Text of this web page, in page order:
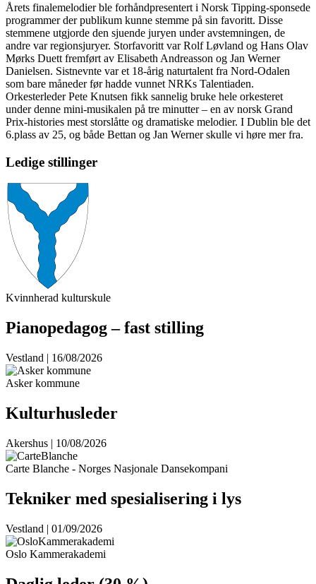
Årets finalemelodier ble forhåndpresentert i Norsk Tipping-sponsede
programmer der publikum kunne stemme på sin favoritt. Disse
stemmene utgjorde den sjuende juryen under avstemningen, de
andre var regionsjuryer. Storfavoritt var Rolf Løvland og Hans Olav
Mørks Duett fremført av Elisabeth Andreasson og Jan Werner
Danielsen. Sistnevnte var et 18-årig naturtalent fra Nord-Odalen
som bare måneder før hadde vunnet NRKs Talentiaden.
Orkesterleder Pete Knutsen fikk sannelig bruke hele orkesteret
under denne mini-musikalen på tre minutter – en av norsk Grand
Prix-histories mest storslåtte og dramatiske melodier. I Dublin ble det
6.plass av 25, og både Bettan og Jan Werner skulle vi høre mer fra.
Ledige stillinger
Kvinnherad kulturskule
Pianopedagog – fast stilling
Vestland | 16/08/2026
Asker kommune
Kulturhusleder
Akershus | 10/08/2026
Carte Blanche - Norges Nasjonale Dansekompani
Tekniker med spesialisering i lys
Vestland | 01/09/2026
Oslo Kammerakademi